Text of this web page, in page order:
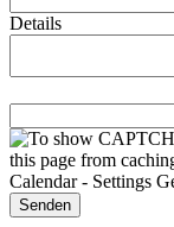
Details